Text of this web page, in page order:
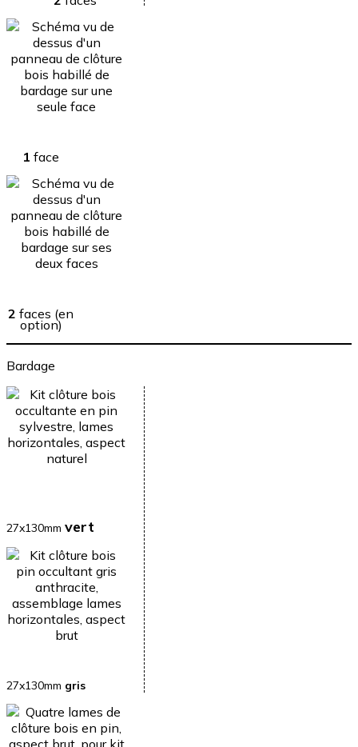
1face
2faces (en
option)
Bardage
27x130mm vert
27x130mm gris